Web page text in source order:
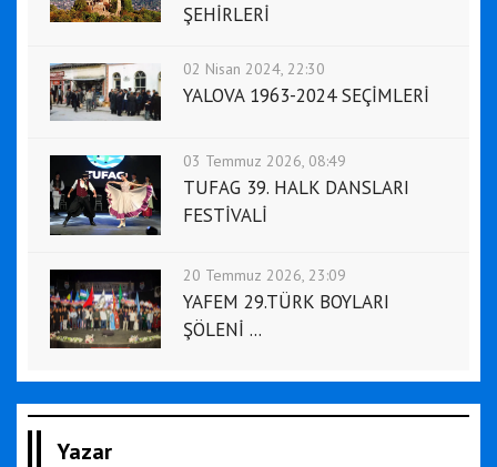
ŞEHİRLERİ
02 Nisan 2024, 22:30
YALOVA 1963-2024 SEÇİMLERİ
03 Temmuz 2026, 08:49
TUFAG 39. HALK DANSLARI
FESTİVALİ
20 Temmuz 2026, 23:09
YAFEM 29.TÜRK BOYLARI
ŞÖLENİ ...
Yazar